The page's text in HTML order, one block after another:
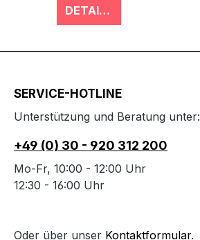
DETAILS
SERVICE-HOTLINE
Unterstützung und Beratung unter:
+49 (0) 30 - 920 312 200
Mo-Fr, 10:00 - 12:00 Uhr
12:30 - 16:00 Uhr
Oder über unser Kontaktformular.